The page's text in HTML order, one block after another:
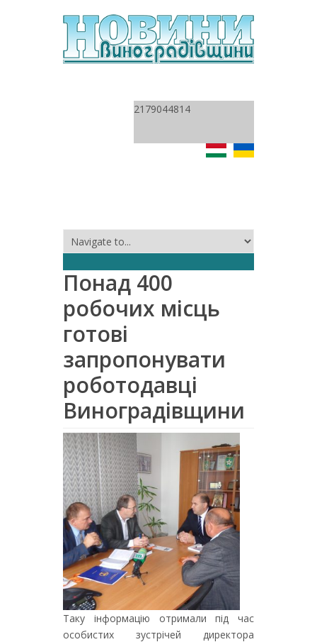
2179044814
Понад 400
робочих місць
готові
запропонувати
роботодавці
Виноградівщини
Таку інформацію отримали під час
особистих зустрічей директора